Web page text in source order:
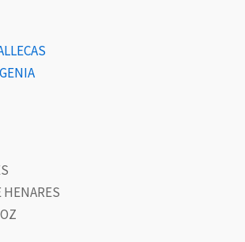
HENARES